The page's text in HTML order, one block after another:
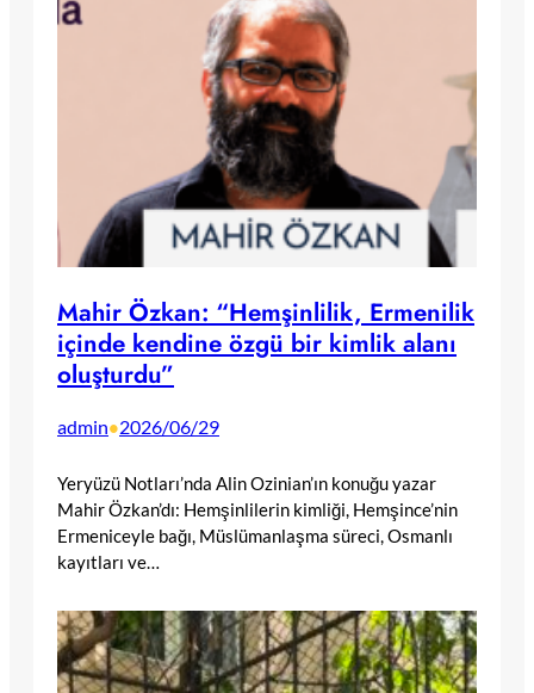
Mahir Özkan: “Hemşinlilik, Ermenilik
içinde kendine özgü bir kimlik alanı
oluşturdu”
admin•2026/06/29
Yeryüzü Notları’nda Alin Ozinian’ın konuğu yazar
Mahir Özkan’dı: Hemşinlilerin kimliği, Hemşince’nin
Ermeniceyle bağı, Müslümanlaşma süreci, Osmanlı
kayıtları ve…